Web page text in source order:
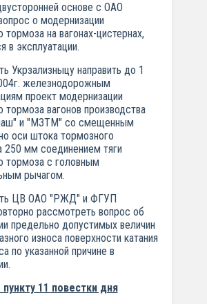
основе с ОАО
о модернизации
тормоза на вагонах-цистернах,
в эксплуатации.
Укрзализныцу направить до 1
железнодорожным
проект модернизации
тормоза вагонов производства
и "МЗТМ" со смещенным
оси штока тормозного
250 мм соединением тяги
тормоза с головным
рычагом.
ЦВ ОАО "РЖД" и ФГУП
рассмотреть вопрос об
предельно допустимых величин
износа поверхности катания
по указанной причине в
пункту 11 повестки дня